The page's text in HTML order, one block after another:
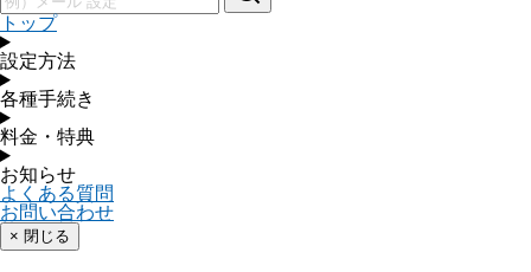
トップ
設定方法
各種手続き
料金・特典
お知らせ
よくある質問
お問い合わせ
× 閉じる